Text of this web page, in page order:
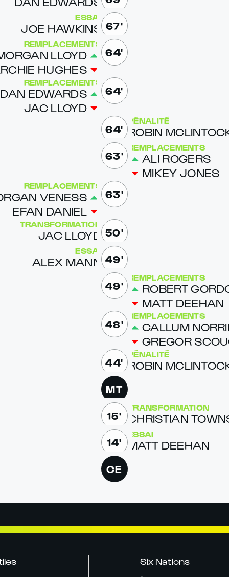
67'
ESSAI
JOE HAWKINS
64'
REMPLACEMENTS
LLOYD
HUGH­ES
64'
REMPLACEMENTS
DAN ED­WARDS
JAC LLOYD
64'
PÉNALITÉ
ROBIN
63'
REMPLACEMENTS
ALI ROGERS
MIKEY JONES
63'
REMPLACEMENTS
VE­NESS
EFAN DANIEL
50'
TRANSFORMATION
JAC LLOYD
49'
ESSAI
ALEX MANN
49'
REMPLACEMENTS
ROBERT
MATT DEE­HAN
48'
REMPLACEMENTS
CAL­LUM
GRE­GOR
44'
PÉNALITÉ
ROBIN
MT
15'
TRANSFORMATION
CHRIS­T­IAN
14'
ESSAI
MATT DEE­HAN
CE
Six Nations